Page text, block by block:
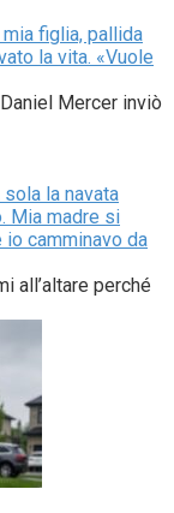
figlia, pallida
la vita. «Vuole
Mercer inviò
la navata
Mia madre si
io camminavo da
all’altare perché